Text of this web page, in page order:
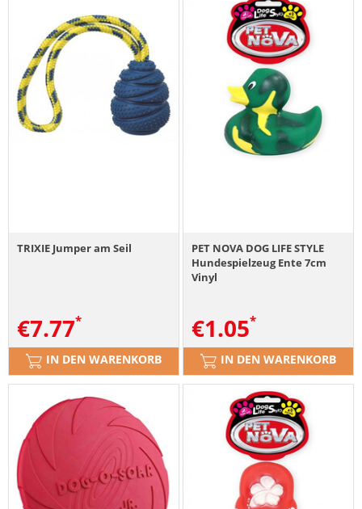
TRIXIE Jumper am Seil
€7.77
IN DEN WARENKORB
PET NOVA DOG LIFE STYLE
Hundespielzeug Ente 7cm
Vinyl
€1.05
IN DEN WARENKORB